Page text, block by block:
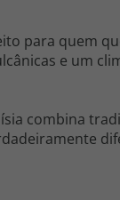
para quem
e um
combina